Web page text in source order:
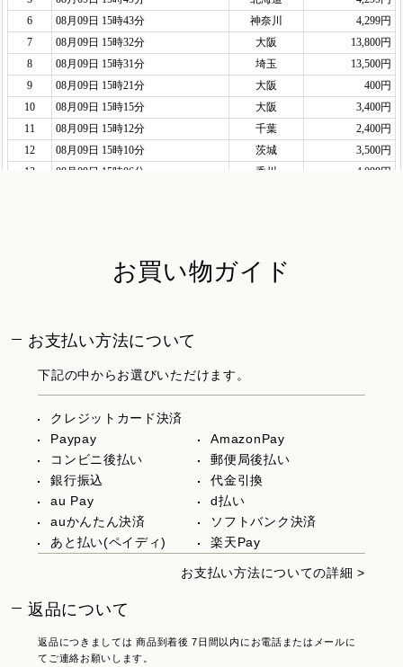
お買い物ガイド
お支払い方法について
下記の中からお選びいただけます。
クレジットカード決済
Paypay
AmazonPay
コンビニ後払い
郵便局後払い
銀行振込
代金引換
au Pay
d払い
auかんたん決済
ソフトバンク決済
あと払い(ペイディ)
楽天Pay
お支払い方法についての詳細 >
返品について
返品につきましては 商品到着後 7日間以内にお電話またはメールに
てご連絡お願いします。